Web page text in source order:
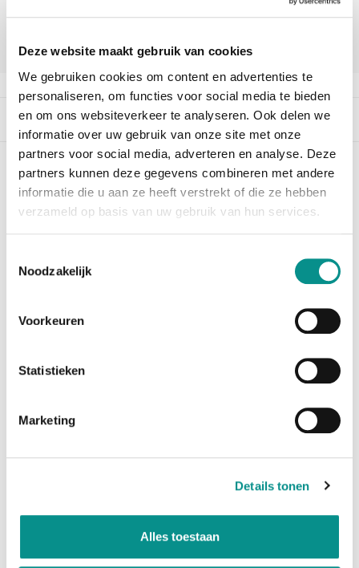
Deze website maakt gebruik van cookies
We gebruiken cookies om content en advertenties te
personaliseren, om functies voor social media te bieden
en om ons websiteverkeer te analyseren. Ook delen we
informatie over uw gebruik van onze site met onze
partners voor social media, adverteren en analyse. Deze
partners kunnen deze gegevens combineren met andere
informatie die u aan ze heeft verstrekt of die ze hebben
verzameld op basis van uw gebruik van hun services.
Noodzakelijk
Voorkeuren
Statistieken
Marketing
Details tonen
Alles toestaan
Beschrijving
OWC 960GB Aura 6G SSD + Kit MacBook Air
(2012)
OWC Aura Pro 6G 1TB SSD +
Envoy Kit
Te weinig opslagcapaciteit in uw MacBook Air? De OWC
960GB Aura 6G SSD biedt uitkomst. Vervang de huidige
weer even voort.
1 x 960GB Aura 6G SSD
1 x USB3.0 kabel
De envoy kit bevat alles dat u nodig heeft om de SSD
te vervangen en de gegevens van de oude SSD over te